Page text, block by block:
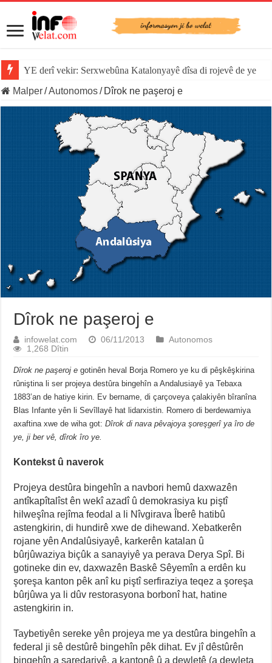
YE derî vekir: Serxwebûna Katalonyayê dîsa di rojevê de ye
Malper/Autonomos/ Dîrok ne paşeroj e
Dîrok ne paşeroj e
infowelat.com 06/11/2013
Autonomos
1,268 Dîtin
Dîrok ne paşeroj e gotinên heval Borja Romero ye ku di pêşkêşkirina
rûniştina li ser projeya destûra bingehîn a Andalusiayê ya Tebaxa
1883’an de hatiye kirin. Ev bername, di çarçoveya çalakiyên bîranîna
Blas Infante yên li Sevîllayê hat lidarxistin. Romero di berdewamiya
axaftina xwe de wiha got:Dîrok di nava pêvajoya şoreşgerî ya îro de
ye, ji ber vê, dîrok îro ye.
Kontekst û naverok
Projeya destûra bingehîn a navbori hemû daxwazên
antîkapîtalîst ên wekî azadî û demokrasiya ku piştî
hilweşîna rejîma feodal a li Nîvgirava Îberê hatibû
astengkirin, di hundirê xwe de dihewand. Xebatkerên
rojane yên Andalûsiyayê, karkerên katalan û
bûrjûwaziya biçûk a sanayiyê ya perava Derya Spî. Bi
gotineke din ev, daxwazên Baskê Sêyemîn a erdên ku
şoreşa kanton pêk anî ku piştî serfiraziya teqez a şoreşa
bûrjûwa ya li dûv restorasyona borbonî hat, hatine
astengkirin in.
Taybetiyên sereke yên projeya me ya destûra bingehîn a
federal ji sê destûrê bingehîn pêk dihat. Ev jî dêstûrên
bingehîn a şaredariyê, a kantonê û a dewletê (a dewleta